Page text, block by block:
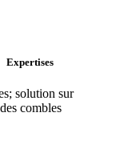
Expertises
solution sur
combles